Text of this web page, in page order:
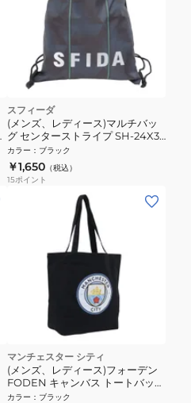
スフィーダ
(メンズ、レディース)マルチバッ
グ センターストライプ SH-24X35
BLK
カラー ： ブラック
￥1,650 （税込）
15ポイント
マンチェスター シティ
(メンズ、レディース)フォーデン
FODEN キャンバス トートバッグ
MCI-TTB01 BLACK
カラー ： ブラック